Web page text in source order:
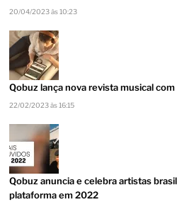
20/04/2023 às 10:23
Qobuz lança nova revista musical
22/02/2023 às 16:15
Qobuz anuncia e celebra artistas
plataforma em 2022